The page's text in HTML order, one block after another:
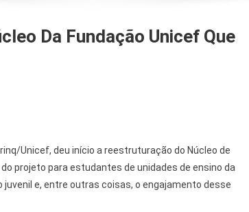
Da Fundação Unicef Que
Unicef, deu início a reestruturação do Núcleo de
projeto para estudantes de unidades de ensino da
e, entre outras coisas, o engajamento desse